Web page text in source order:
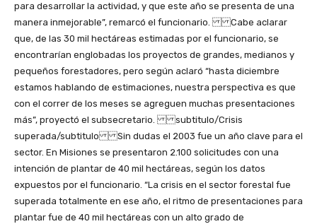
para desarrollar la actividad, y que este año se presenta de una
manera inmejorable”, remarcó el funcionario. Cabe aclarar
que, de las 30 mil hectáreas estimadas por el funcionario, se
encontrarían englobadas los proyectos de grandes, medianos y
pequeños forestadores, pero según aclaró “hasta diciembre
estamos hablando de estimaciones, nuestra perspectiva es que
con el correr de los meses se agreguen muchas presentaciones
más”, proyectó el subsecretario. subtitulo/Crisis
superada/subtitulo Sin dudas el 2003 fue un año clave para el
sector. En Misiones se presentaron 2.100 solicitudes con una
intención de plantar de 40 mil hectáreas, según los datos
expuestos por el funcionario. “La crisis en el sector forestal fue
superada totalmente en ese año, el ritmo de presentaciones para
plantar fue de 40 mil hectáreas con un alto grado de